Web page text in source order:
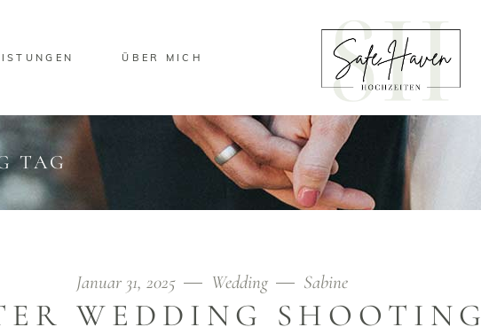
ÜBER MICH
TAG
Januar 31, 2025 Wedding Sabine
WEDDING SHOOTING